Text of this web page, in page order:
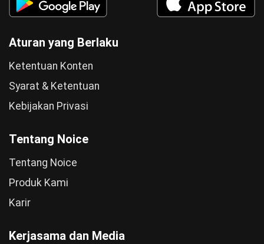
Aturan yang Berlaku
Ketentuan Konten
Syarat & Ketentuan
Kebijakan Privasi
Tentang Noice
Tentang Noice
Produk Kami
Karir
Kerjasama dan Media